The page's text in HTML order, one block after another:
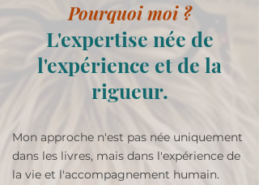
Pourquoi moi ?
L'expertise née de
l'expérience et de la
rigueur.
Mon approche n'est pas née uniquement
dans les livres, mais dans l'expérience de
la vie et l'accompagnement humain.